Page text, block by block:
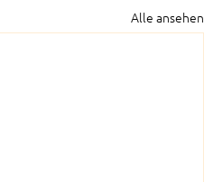
Alle ansehen